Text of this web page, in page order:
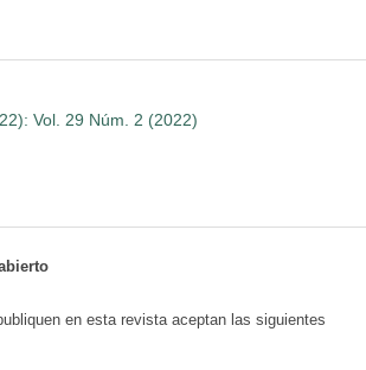
Vol. 29 Núm. 2 (2022)
en esta revista aceptan las siguientes